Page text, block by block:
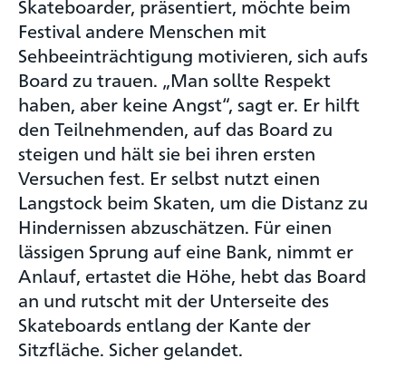
Skateboarder, präsentiert, möchte beim
Festival andere Menschen mit
Sehbeeinträchtigung motivieren, sich aufs
Board zu trauen. „Man sollte Respekt
haben, aber keine Angst“, sagt er. Er hilft
den Teilnehmenden, auf das Board zu
steigen und hält sie bei ihren ersten
Versuchen fest. Er selbst nutzt einen
Langstock beim Skaten, um die Distanz zu
Hindernissen abzuschätzen. Für einen
lässigen Sprung auf eine Bank, nimmt er
Anlauf, ertastet die Höhe, hebt das Board
an und rutscht mit der Unterseite des
Skateboards entlang der Kante der
Sitzfläche. Sicher gelandet.